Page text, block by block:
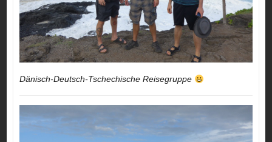
Dänisch-Deutsch-Tschechische Reisegruppe